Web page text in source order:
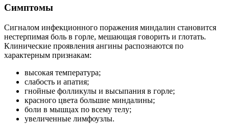
Симптомы
Сигналом инфекционного поражения миндалин становится
нестерпимая боль в горле, мешающая говорить и глотать.
Клинические проявления ангины распознаются по
характерным признакам:
высокая температура;
слабость и апатия;
гнойные фолликулы и высыпания в горле;
красного цвета большие миндалины;
боли в мышцах по всему телу;
увеличенные лимфоузлы.